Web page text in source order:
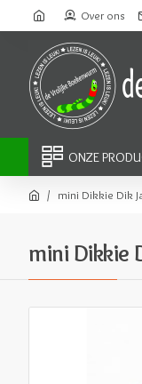
Over ons
ONZE
mini Dikkie Dik
mini Dikkie